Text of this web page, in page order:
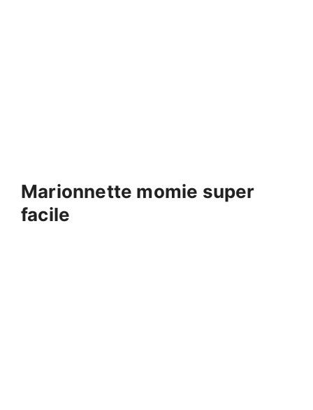
Marionnette momie super
facile